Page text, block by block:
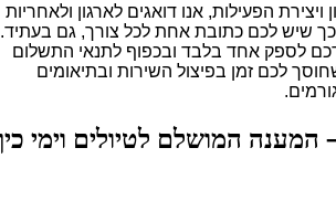
הפעילות, אנו דואגים לארגון ולאחריות
שיש לכם כתובת אחת לכל צורך, גם בעתיד.
לספק אחד בלבד ובכפוף לתנאי התשלום
לכם זמן בפיצול השירות ובתיאומים
המענה המושלם לטיולים וימי כיף